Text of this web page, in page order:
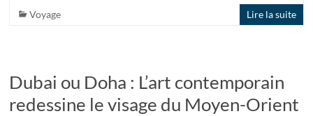
Voyage
Lire la suite
Dubai ou Doha : L’art contemporain
redessine le visage du Moyen-Orient